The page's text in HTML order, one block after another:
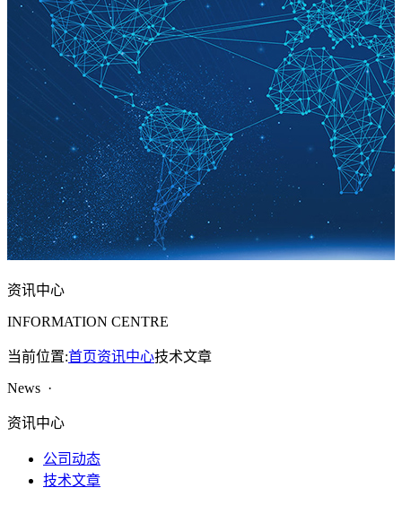
资讯中心
INFORMATION CENTRE
当前位置:首页资讯中心技术文章
News ·
资讯中心
公司动态
技术文章